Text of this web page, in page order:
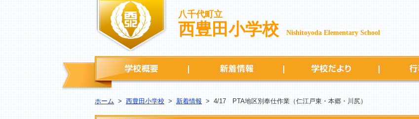
八千代町立
西豊田小学校 Nishitoyoda Elementary School
学校概要 新着情報 学校だより
ホーム > 西豊田小学校 > 新着情報 > 4/17 PTA地区別奉仕作業（仁江戸東・本郷・川尻）